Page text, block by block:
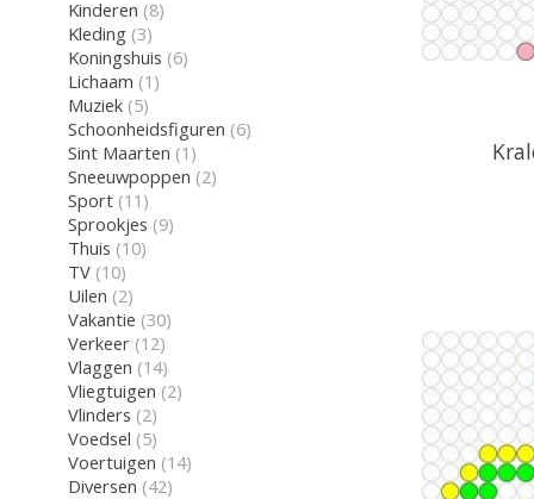
Kinderen (8)
Kleding (3)
Koningshuis (6)
Lichaam (1)
Muziek (5)
Schoonheidsfiguren (6)
Sint Maarten (1)
Sneeuwpoppen (2)
Sport (11)
Sprookjes (9)
Thuis (10)
TV (10)
Uilen (2)
Vakantie (30)
Verkeer (12)
Vlaggen (14)
Vliegtuigen (2)
Vlinders (2)
Voedsel (5)
Voertuigen (14)
Diversen (42)